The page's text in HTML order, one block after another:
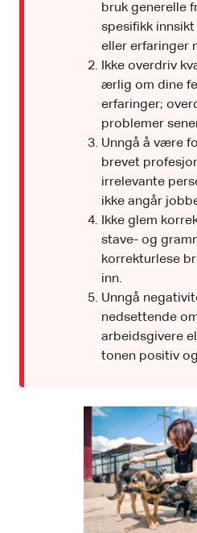
bruk generelle
spesifikk
eller erfaringer
Ikke overdriv
ærlig om dine
erfaringer;
problemer
Unngå å være
brevet
irrelevante
ikke angår
Ikke glem
stave- og
korrekturlese
inn.
Unngå
nedsettende
arbeidsgivere
tonen positiv